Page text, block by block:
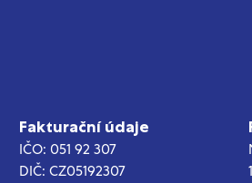
Fakturační údaje
IČO: 051 92 307
DIČ: CZ05192307